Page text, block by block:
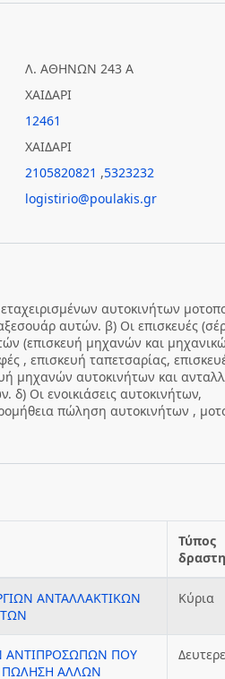
Λ. ΑΘΗΝΩΝ 243 Α
ΧΑΙΔΑΡΙ
12461
ΧΑΙΔΑΡΙ
2105820821 ,5323232
logistirio@poulakis.gr
αυτοκινήτων
αυτών. β) Οι επισκευές
(επισκευή μηχανών και
, επισκευή ταπετσαρίας,
μηχανών αυτοκινήτων και
Οι ενοικιάσεις αυτοκινήτων,
πώληση αυτοκινήτων ,
Τύπος
ΑΝΤΑΛΛΑΚΤΙΚΩΝ
Κύρια
ΑΝΤΙΠΡΟΣΩΠΩΝ ΠΟΥ
ΠΩΛΗΣΗ ΑΛΛΩΝ